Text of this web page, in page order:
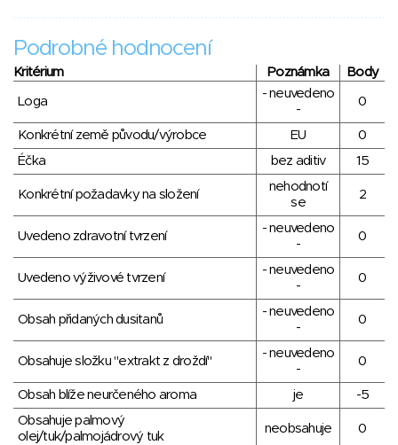
Podrobné hodnocení
Kritérium Poznámka Body
Loga
- neuvedeno
-
0
Konkrétní země původu/výrobce EU
0
Éčka
bez aditiv 15
Konkrétní požadavky na složení
nehodnotí
se
2
Uvedeno zdravotní tvrzení
- neuvedeno
-
0
Uvedeno výživové tvrzení
- neuvedeno
-
0
Obsah přidaných dusitanů
- neuvedeno
-
0
Obsahuje složku "extrakt z droždí"
- neuvedeno
-
0
Obsah blíže neurčeného aroma je
-5
Obsahuje palmový
olej/tuk/palmojádrový tuk
neobsahuje 0